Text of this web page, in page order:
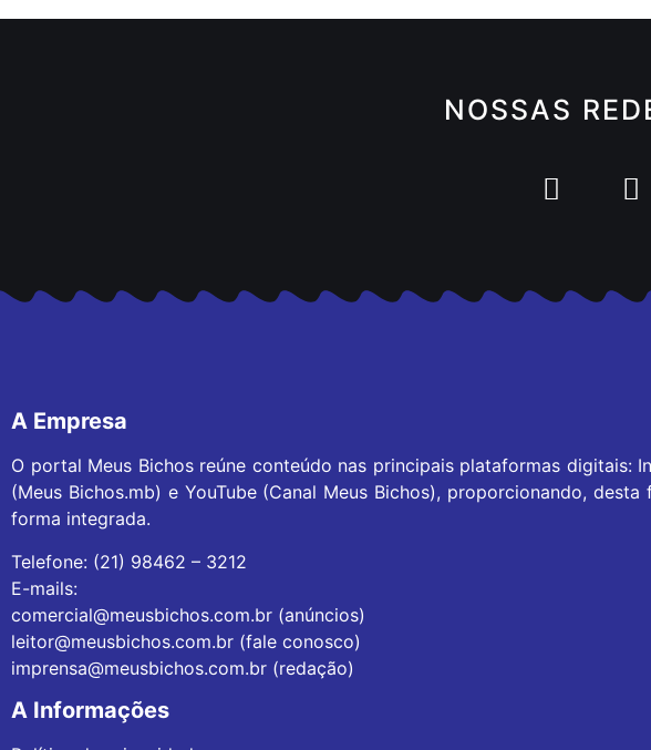
NOSSAS
A Empresa
O portal Meus Bichos reúne conteúdo nas principais plataformas digitais:
(Meus Bichos.mb) e YouTube (Canal Meus Bichos), proporcionando,
forma integrada.
Telefone: (21) 98462 – 3212
E-mails:
comercial@meusbichos.com.br (anúncios)
leitor@meusbichos.com.br (fale conosco)
imprensa@meusbichos.com.br (redação)
A Informações